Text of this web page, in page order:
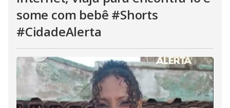
some com bebê #Shorts
#CidadeAlerta